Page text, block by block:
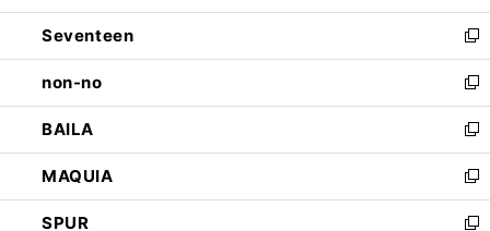
開
く
ウ
で
開
く
ン
ド
ウ
で
開
く
Seventeen
新
し
い
ウ
ィ
ン
ド
ウ
で
non-no
新
し
い
ウ
ィ
ン
ド
BAILA
新
し
い
ウ
ィ
MAQUIA
新
し
い
SPUR